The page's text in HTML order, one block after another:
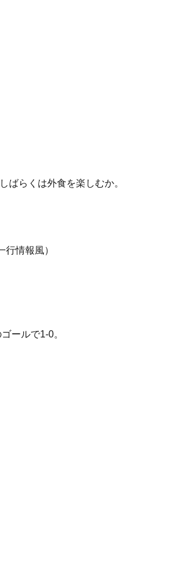
ばらくは外食を楽しむか。
情報風）
ールで1-0。